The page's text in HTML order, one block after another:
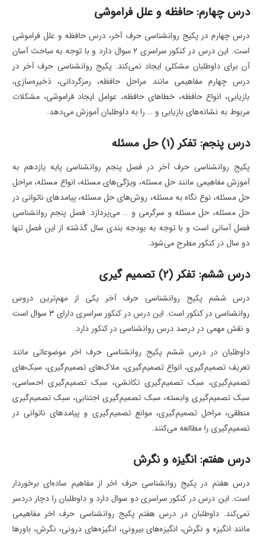
درس چهارم: حافظه و علل فراموشی
درس چهارم در پکیج روانشناسی حرف آخر، درس حافظه و علل فراموشی
است. این درس در کنکور سراسری 2 سوال دارد و با توجه به مباحث آسان
آن برای داوطلبان مشکلی ایجاد نمی‌کند. پکیج روانشناسی حرف آخر در
درس چهارم مفاهیمی مانند مراحل حافظه، رمزگردانی، ذخیره‌سازی،
بازیابی، انواع حافظه، خطاهای حافظه، عوامل ایجاد فراموشی، مشکلات
مربوط به نشانه‌های بازیابی و … را به داوطلبان آموزش می‌دهد.
درس پنجم: تفکر (1) حل مسئله
پکیج روانشناسی حرف آخر در فصل پنجم روانشناسی پایه یازدهم به
آموزش مفاهیمی مانند حل مسئله، ویژگی‌های مسئله، انواع مسئله، مراحل
حل مسئله، نوع نگاه به مسئله، روش‌های حل مسئله، پیامدهای ناتوانی در
حل مسئله، حل مسئله و سرگرمی و … می‌پردازد. فصل پنجم روانشناسی
فصل آسانی است و با توجه به بودجه بندی سال گذشته از این فصل تنها
دو سال در کنکور مطرح می‌شود.
درس ششم: تفکر (2) تصمیم گیری
درس ششم پکیج روانشناسی حرف آخر یکی از مهم‌ترین دروس
روانشناسی در کنکور است. این درس در کنکور سراسری دارای 3 سوال است
و نقش مهمی در درصد درس روانشناسی در کنکور دارد.
داوطلبان در درس ششم پکیج روانشناسی حرف اخر موضوعاتی مانند
تعریف تصمیم‌گیری، انواع تصمیم‌گیری، ملاک‌های تصمیم‌گیری، سبک‌های
تصمیم‌گیری، سبک تصمیم‌گیری تکانشی، سبک تصمیم‌گیری احساسی،
سبک تصمیم‌گیری وابسته، سبک تصمیم‌گیری اجتنابی، سبک تصمیم‌گیری
منطقی، مراحل تصمیم‌گیری، موانع تصمیم‌گیری و پیامدهای ناتوانی در
تصمیم‌گیری را مطالعه می‌کنند.
درس هفتم: انگیزه و نگرش
درس هفتم در پکیج روانشناسی حرف اخر از مفاهیم ساده‌ای برخوردار
است. این درس در کنکور سراسری دو سوال دارد و داوطلبان را دچار دردسر
نمی‌کند. داوطلبان در درس هفتم پکیج روانشناسی حرف اخر مفاهیمی
مانند انگیزه و نگرش، انگیزه‌های بیرونی، انگیزه‌های درونی، نگرش، باورها